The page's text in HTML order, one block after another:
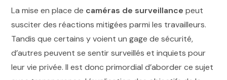
La mise en place de caméras de surveillance peut
susciter des réactions mitigées parmi les travailleurs.
Tandis que certains y voient un gage de sécurité,
d’autres peuvent se sentir surveillés et inquiets pour
leur vie privée. Il est donc primordial d’aborder ce sujet